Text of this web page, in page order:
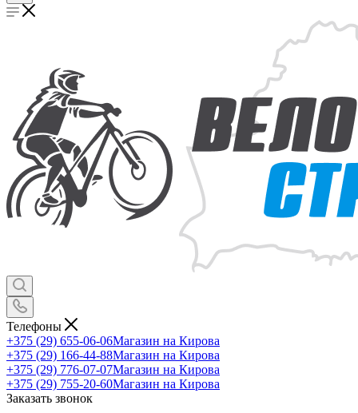
Телефоны
+375 (29) 655-06-06Магазин на Кирова
+375 (29) 166-44-88Магазин на Кирова
+375 (29) 776-07-07Магазин на Кирова
+375 (29) 755-20-60Магазин на Кирова
Заказать звонок